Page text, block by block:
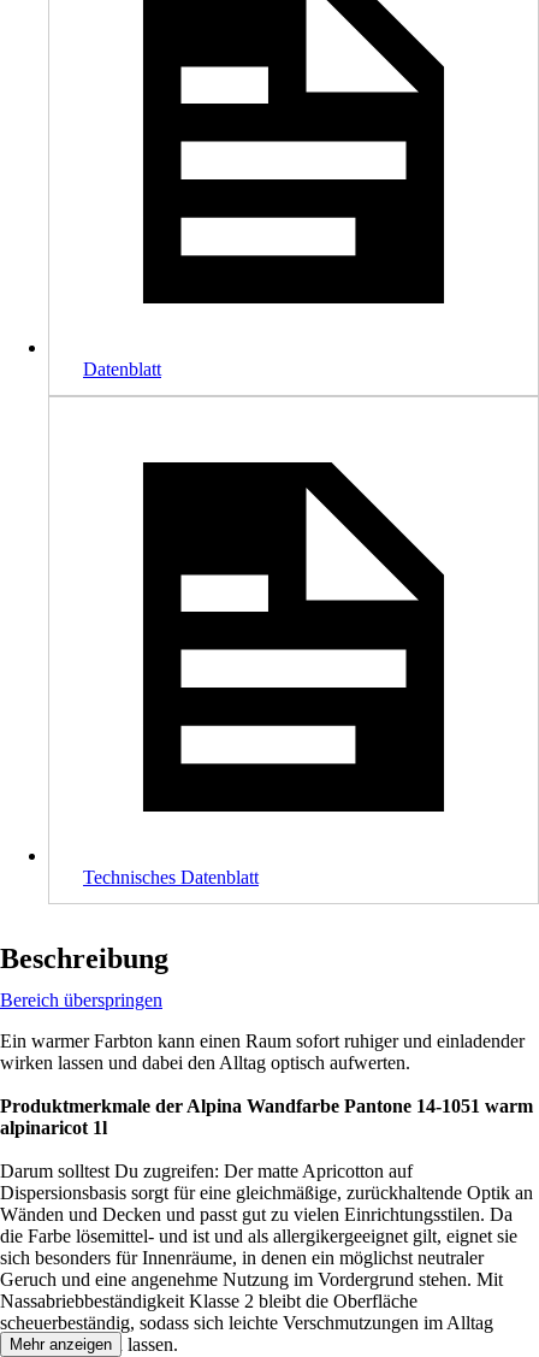
Datenblatt
Technisches Datenblatt
Beschreibung
Bereich überspringen
Ein warmer Farbton kann einen Raum sofort ruhiger und einladender
wirken lassen und dabei den Alltag optisch aufwerten.
Produktmerkmale der Alpina Wandfarbe Pantone 14-1051 warm
alpinaricot 1l
Darum solltest Du zugreifen: Der matte Apricotton auf
Dispersionsbasis sorgt für eine gleichmäßige, zurückhaltende Optik an
Wänden und Decken und passt gut zu vielen Einrichtungsstilen. Da
die Farbe lösemittel- und ist und als allergikergeeignet gilt, eignet sie
sich besonders für Innenräume, in denen ein möglichst neutraler
Geruch und eine angenehme Nutzung im Vordergrund stehen. Mit
Nassabriebbeständigkeit Klasse 2 bleibt die Oberfläche
scheuerbeständig, sodass sich leichte Verschmutzungen im Alltag
besser entfernen lassen.
Mehr anzeigen